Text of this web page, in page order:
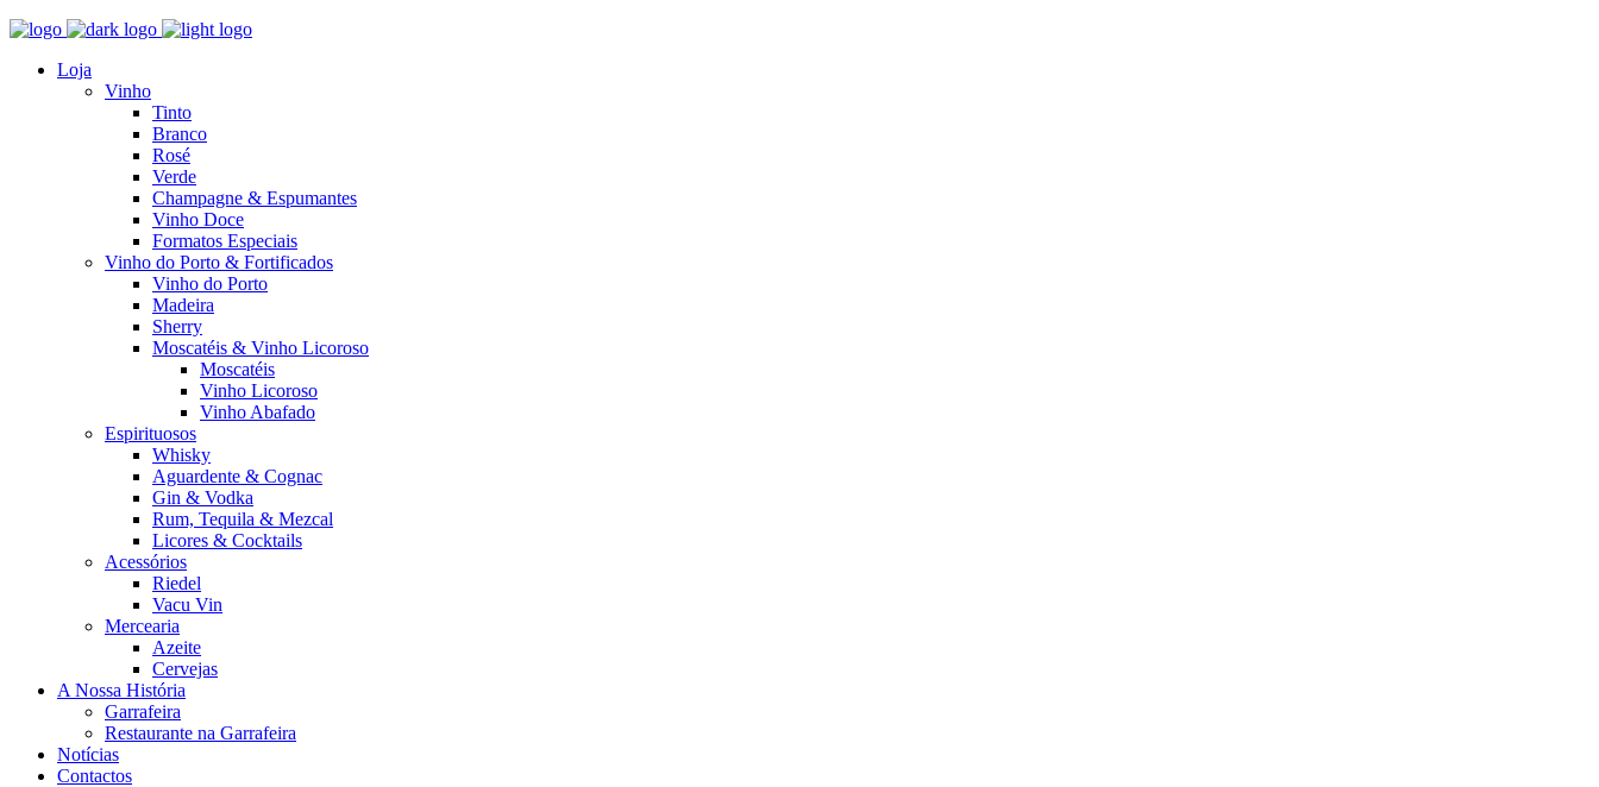
Loja
Vinho
Tinto
Branco
Rosé
Verde
Champagne & Espumantes
Vinho Doce
Formatos Especiais
Vinho do Porto & Fortificados
Vinho do Porto
Madeira
Sherry
Moscatéis & Vinho Licoroso
Moscatéis
Vinho Licoroso
Vinho Abafado
Espirituosos
Whisky
Aguardente & Cognac
Gin & Vodka
Rum, Tequila & Mezcal
Licores & Cocktails
Acessórios
Riedel
Vacu Vin
Mercearia
Azeite
Cervejas
A Nossa História
Garrafeira
Restaurante na Garrafeira
Notícias
Contactos